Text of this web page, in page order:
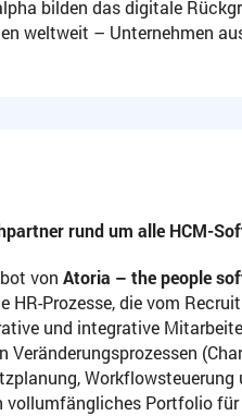
bilden das digitale
weltweit – Unternehmen
rund um alle HCM-
von Atoria – the people
HR-Prozesse, die vom
und integrative
Veränderungsprozessen
vollumfängliches Portfolio